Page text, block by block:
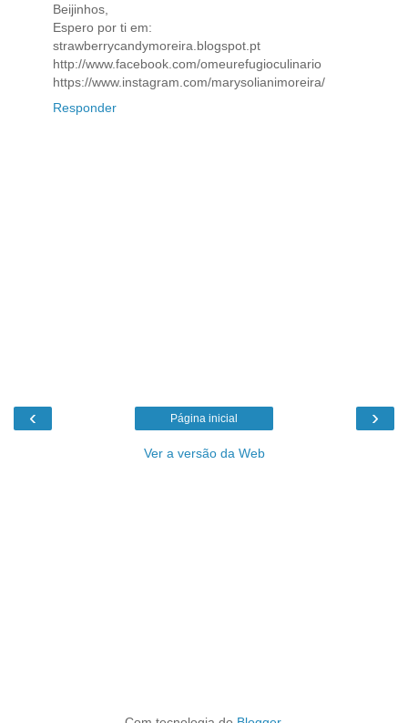
Beijinhos,
Espero por ti em:
strawberrycandymoreira.blogspot.pt
http://www.facebook.com/omeurefugioculinario
https://www.instagram.com/marysolianimoreira/
Responder
‹ ›
Página inicial
Ver a versão da Web